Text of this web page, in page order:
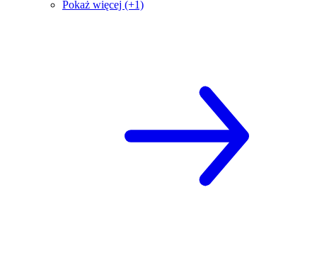
Pokaż więcej (+1)